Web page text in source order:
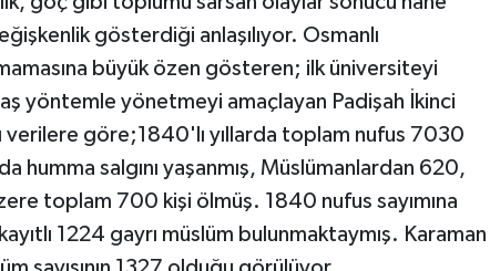
gösterdiği anlaşılıyor. Osmanlı
büyük özen gösteren; ilk üniversiteyi
yöntemle yönetmeyi amaçlayan Padişah İkinci
verilere göre;1840'lı yıllarda toplam nufus 7030
humma salgını yaşanmış, Müslümanlardan 620,
toplam 700 kişi ölmüş. 1840 nufus sayımına
1224 gayrı müslüm bulunmaktaymış. Karaman